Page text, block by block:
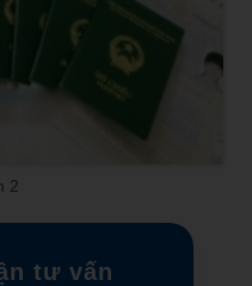
2
tư vấn